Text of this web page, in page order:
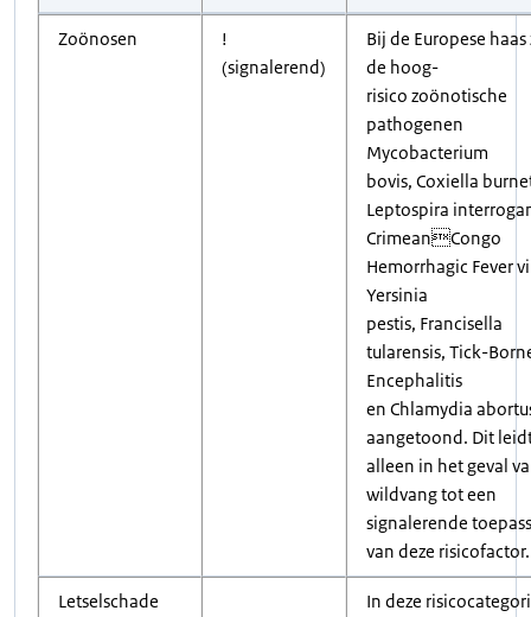
Zoönosen
!
(signalerend)
Bij de Europese
de hoog-
risico zoönotische
pathogenen
Mycobacterium
bovis, Coxiella
Leptospira
CrimeanCongo
Hemorrhagic Fever
Yersinia
pestis, Francisella
tularensis, Tick-
Encephalitis
en Chlamydia
aangetoond. Dit
alleen in het geval
wildvang tot een
signalerende
van deze risicofactor.
Letselschade
In deze